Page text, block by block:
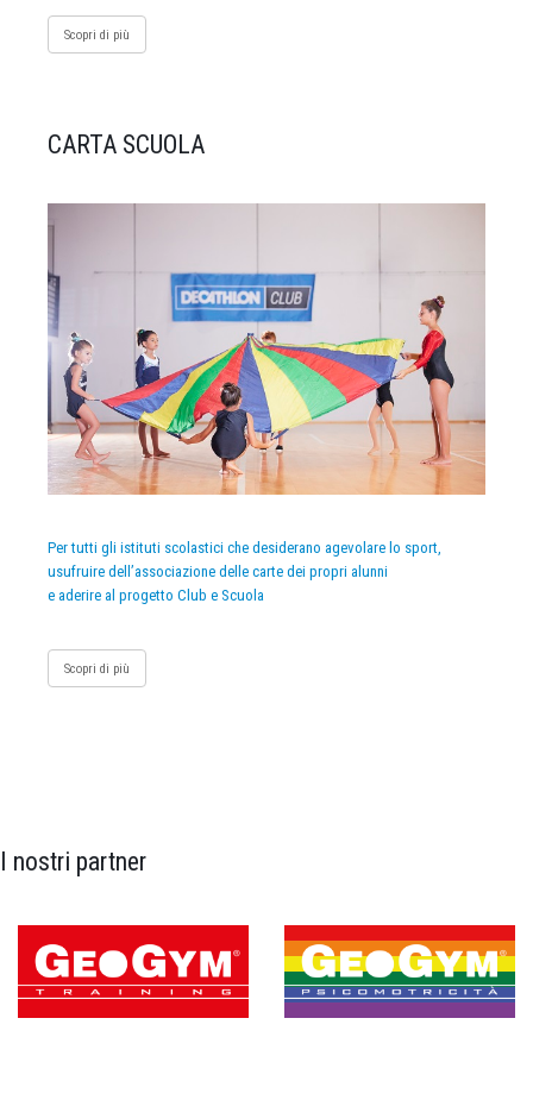
Scopri di più
CARTA SCUOLA
Per tutti gli istituti scolastici che desiderano agevolare lo sport,
usufruire dell’associazione delle carte dei propri alunni
e aderire al progetto Club e Scuola
Scopri di più
I nostri partner